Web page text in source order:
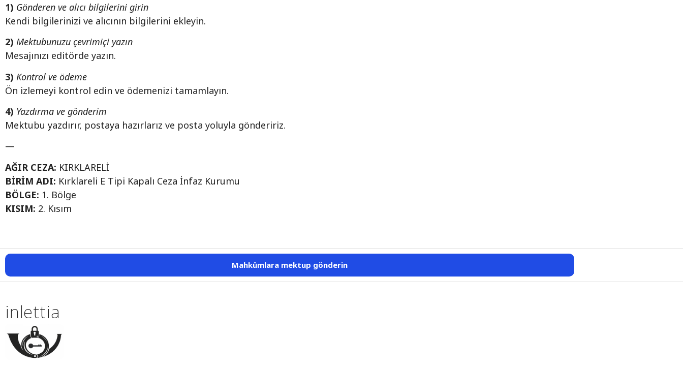
1) Gönderen ve alıcı bilgilerini girin
Kendi bilgilerinizi ve alıcının bilgilerini ekleyin.
2) Mektubunuzu çevrimiçi yazın
Mesajınızı editörde yazın.
3) Kontrol ve ödeme
Ön izlemeyi kontrol edin ve ödemenizi tamamlayın.
4) Yazdırma ve gönderim
Mektubu yazdırır, postaya hazırlarız ve posta yoluyla göndeririz.
—
AĞIR CEZA: KIRKLARELİ
BİRİM ADI: Kırklareli E Tipi Kapalı Ceza İnfaz Kurumu
BÖLGE: 1. Bölge
KISIM: 2. Kısım
Mahkûmlara mektup gönderin
inlettia